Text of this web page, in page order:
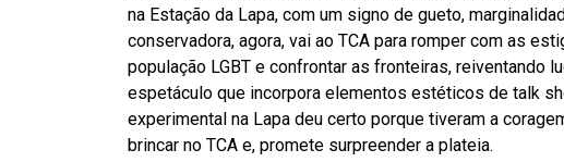
na Estação da Lapa, com um signo de gueto,
conservadora, agora, vai ao TCA para romper com as
população LGBT e confrontar as fronteiras, reiventando
espetáculo que incorpora elementos estéticos de talk
experimental na Lapa deu certo porque tiveram a
brincar no TCA e, promete surpreender a plateia.